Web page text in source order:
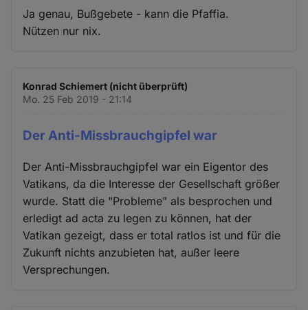
Ja genau, Bußgebete - kann die Pfaffia.
Nützen nur nix.
Konrad Schiemert (nicht überprüft)
Mo. 25 Feb 2019 - 21:14
Der Anti-Missbrauchgipfel war
Der Anti-Missbrauchgipfel war ein Eigentor des
Vatikans, da die Interesse der Gesellschaft größer
wurde. Statt die "Probleme" als besprochen und
erledigt ad acta zu legen zu können, hat der
Vatikan gezeigt, dass er total ratlos ist und für die
Zukunft nichts anzubieten hat, außer leere
Versprechungen.